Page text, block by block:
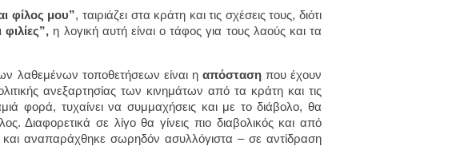
φίλος μου”, ταιριάζει στα κράτη και τις σχέσεις τους, διότι
η λογική αυτή είναι ο τάφος για τους λαούς και τα
λαθεμένων τοποθετήσεων είναι η απόσταση που έχουν
ανεξαρτησίας των κινημάτων από τα κράτη και τις
φορά, τυχαίνει να συμμαχήσεις και με το διάβολο, θα
Διαφορετικά σε λίγο θα γίνεις πιο διαβολικός και από
και αναπαράχθηκε σωρηδόν ασυλλόγιστα – σε αντίδραση